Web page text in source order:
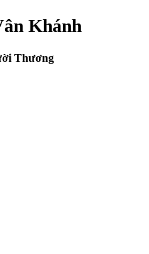
Khánh
Thương